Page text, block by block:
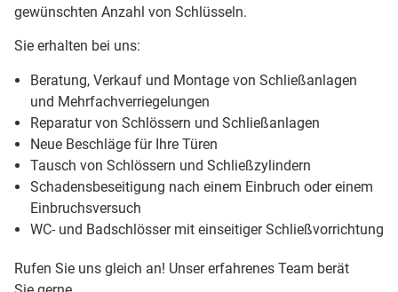
gewünschten Anzahl von Schlüsseln.
Sie erhalten bei uns:
Beratung, Verkauf und Montage von Schließanlagen
und Mehrfachverriegelungen
Reparatur von Schlössern und Schließanlagen
Neue Beschläge für Ihre Türen
Tausch von Schlössern und Schließzylindern
Schadensbeseitigung nach einem Einbruch oder einem
Einbruchsversuch
WC- und Badschlösser mit einseitiger Schließvorrichtung
Rufen Sie uns gleich an! Unser erfahrenes Team berät